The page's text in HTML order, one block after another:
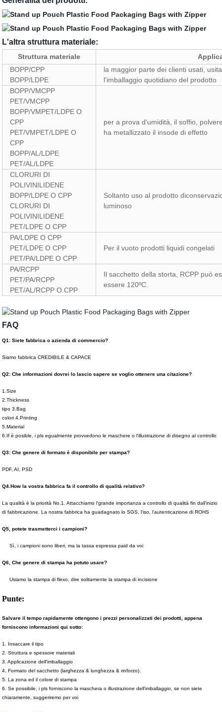
L'altra struttura materiale:
Struttura materiale
BOPP/CPP
BOPP/LDPE
la maggior parte dei clienti usati,
l'imballaggio quotidiano del prodotto
BOPP/VMCPP
PET/VMCPP
BOPP/VMPET/LDPE O
CPP
PET/VMPET/LDPE O
CPP
BOPP/AL/LDPE
PET/AL/LDPE
per a prova d'umidità, il soffio,
ha metallizzato il insode di effetto
CLORURI DI
POLIVINILIDENE
BOPP/LDPE O CPP
CLORURI DI
POLIVINILIDENE
PET/LDPE O CPP
Soltanto uso al prodotto
luminoso
PA/LDPE O CPP
PET/LDPE O CPP
PET/PA/LDPE O CPP
Per il vuoto prodotti liquidi congelati
PA/RCPP
PET/PA/RCPP
PET/AL/RCPP O CPP
Il sacchetto della storta, RCPP può
essere 120ºC.
FAQ
Q1: Siete fabbrica o azienda di commercio?
Siamo fabbrica CREDIBILE & CAPACE
Q2: Che informazioni dovrei lo lascio sapere se voglio ottenere una citazione?
1.Size
2.Thickness
tipo 3.Bag
colori 4.Printing
5.Material
6.If è posible, i pls egualmente provvedono le maschere o l'illustrazione di disegno al controllo
Q3: Che genere di formato è disponibile per stampa?
PDF, AI, PSD
Q4.How la vostra fabbrica fa il controllo di qualità relativo?
La qualità è la priorità No.1. Attacchiamo l'grande importanza a controllo di qualità fin dall'inizio
di fabbricazione. La nostra fabbrica ha guadagnato lo SGS, l'iso, l'autenticazione di ROHS
Q5, potete trasmetterci i campioni?
Sì, i campioni sono liberi, ma la tassa espressa paid da voi
Q6, Che genere di stampa ha potuto usare?
Usiamo la stampa di flexo, dire solitamente la stampa di incisione
Punte:
Salvare il tempo rapidamente ottengono i prezzi personalizzati dei prodotti, appena
forniscono informazioni qui sotto:
1. Insaccare il tipo
2. Struttura e spessore materiali
3. Applicazione dell'imballaggio
4. Formato del sacchetto (larghezza & lunghezza & rinforzo).
5. La zona ed il colore di stampa
6. Se possibile, i pls forniscono la maschera o illustrazione dell'imballaggio, se non siete
chiaramente, suggeriremo per voi